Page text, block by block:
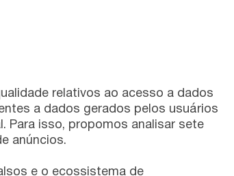
relativos ao acesso a dados
a dados gerados pelos usuários
Para isso, propomos analisar sete
anúncios.
e o ecossistema de